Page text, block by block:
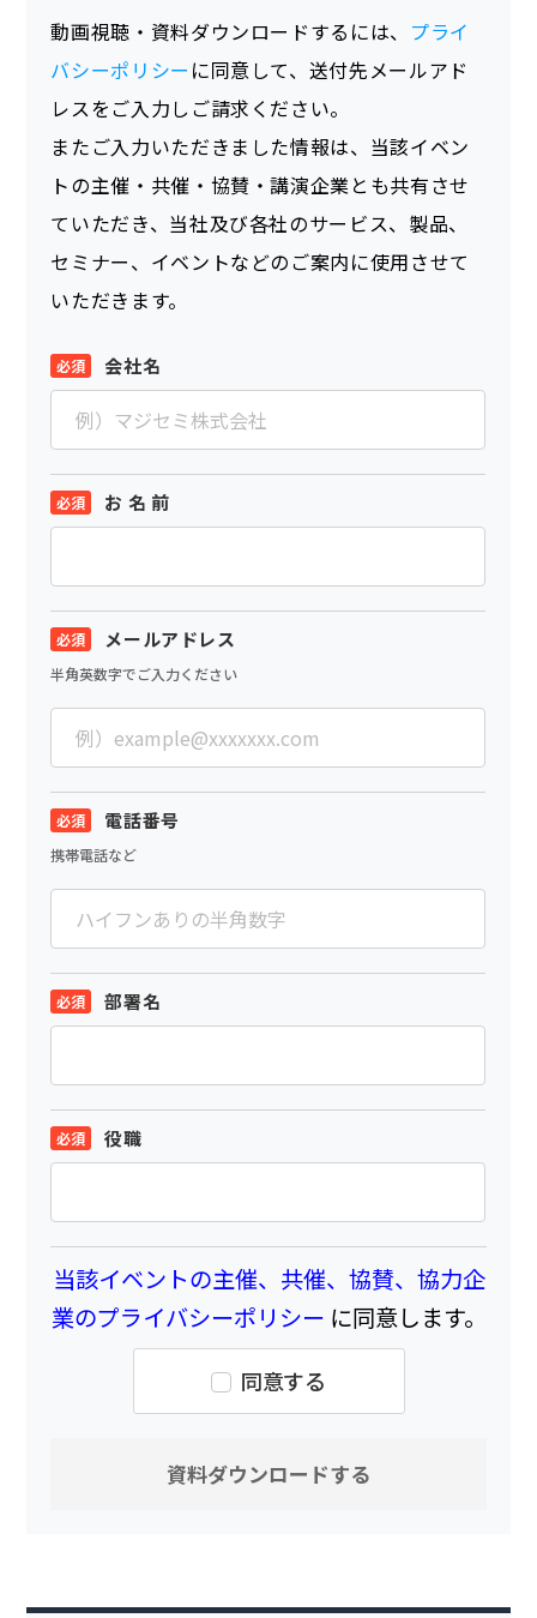
動画視聴・資料ダウンロードするには、 プライ
バシーポリシー に同意して、送付先メールアド
レスをご入力しご請求ください。
またご入力いただきました情報は、当該イベン
トの主催・共催・協賛・講演企業とも共有させ
ていただき、当社及び各社のサービス、製品、
セミナー、イベントなどのご案内に使用させて
いただきます。
会社名
お 名 前
メールアドレス
半角英数字でご入力ください
電話番号
携帯電話など
部署名
役職
当該イベントの主催、共催、協賛、協力企
業のプライバシーポリシー に同意します。
同意する